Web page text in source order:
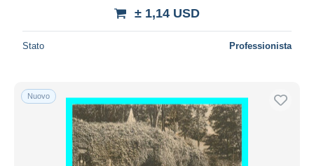
± 1,14 USD
Stato Professionista
Nuovo